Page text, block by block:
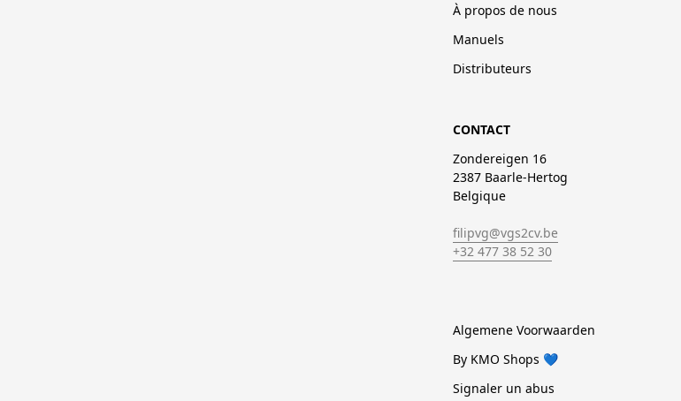
À propos de nous
Manuels
Distributeurs
CONTACT
Zondereigen 16
2387 Baarle-Hertog
Belgique
filipvg@vgs2cv.be
+32 477 38 52 30
Algemene Voorwaarden
By KMO Shops 💙
Signaler un abus